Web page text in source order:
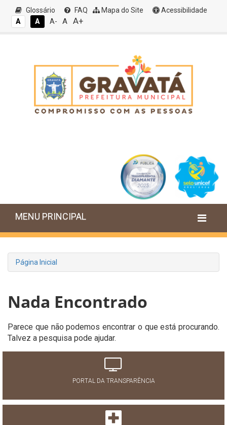
Glossário FAQ Mapa do Site
Acessibilidade
A
A A- A A+
MENU PRINCIPAL
Página Inicial
Nada Encontrado
Parece que não podemos encontrar o que está procurando.
Talvez a pesquisa pode ajudar.
PORTAL DA TRANSPARÊNCIA